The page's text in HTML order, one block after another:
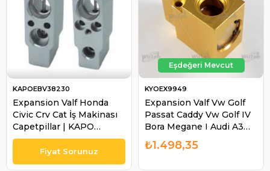
Expansion Valf Honda
Civic Crv Cat İş Makinası
Capetpillar | KAPO
EBV38230
KAPOEBV38230
Expansion Valf Vw Golf
Passat Caddy Vw Golf IV
Bora Megane I Audi A3
96-03 6N0820679A
Renault Safrane - Rover
KYOEX9949
₺1.498,35